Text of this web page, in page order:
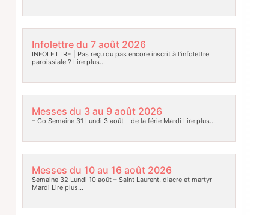
Infolettre du 7 août 2026
INFOLETTRE | Pas reçu ou pas encore inscrit à l’infolettre
paroissiale ? Lire plus…
Messes du 3 au 9 août 2026
– Co Semaine 31 Lundi 3 août – de la férie Mardi Lire plus…
Messes du 10 au 16 août 2026
Semaine 32 Lundi 10 août – Saint Laurent, diacre et martyr
Mardi Lire plus…